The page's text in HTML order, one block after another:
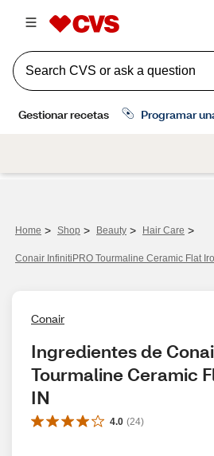
Home > Shop > Beauty > Hair Care >
Conair InfinitiPRO Tourmaline Ceramic Flat
Conair
Ingredientes de
Tourmaline Ceramic
IN
4.0 (24)